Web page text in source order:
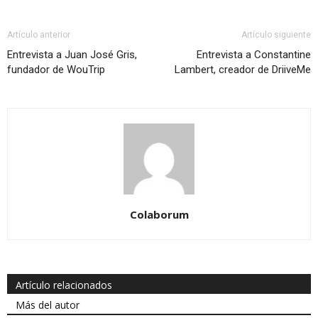
Artículo anterior
Entrevista a Juan José Gris,
fundador de WouTrip
Artículo siguiente
Entrevista a Constantine
Lambert, creador de DriiveMe
Colaborum
Artículo relacionados
Más del autor